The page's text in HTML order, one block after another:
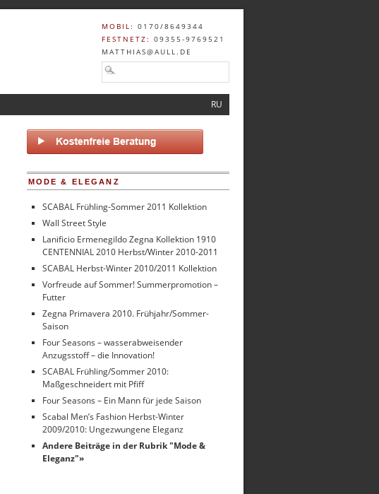
MOBIL: 0170/8649344
FESTNETZ: 09355-9769521
MATTHIAS@AULL.DE
RU
MODE & ELEGANZ
SCABAL Frühling-Sommer 2011 Kollektion
Wall Street Style
Lanificio Ermenegildo Zegna Kollektion 1910
CENTENNIAL 2010 Herbst/Winter 2010-2011
SCABAL Herbst-Winter 2010/2011 Kollektion
Vorfreude auf Sommer! Summerpromotion –
Futter
Zegna Primavera 2010. Frühjahr/Sommer-
Saison
Four Seasons – wasserabweisender
Anzugsstoff – die Innovation!
SCABAL Frühling/Sommer 2010:
Maßgeschneidert mit Pfiff
Four Seasons – Ein Mann für jede Saison
Scabal Men’s Fashion Herbst-Winter
2009/2010: Ungezwungene Eleganz
Andere Beiträge in der Rubrik "Mode &
Eleganz"»